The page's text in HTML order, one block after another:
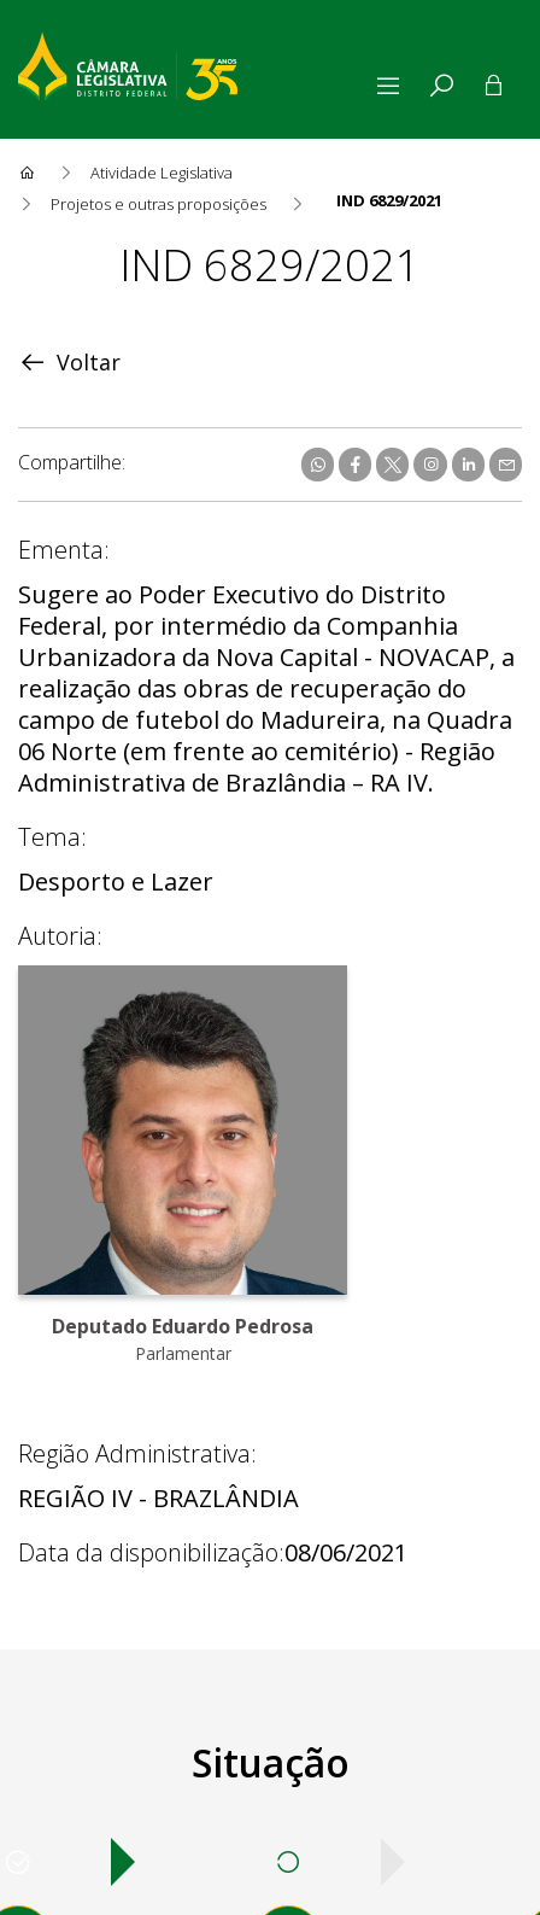
Atividade Legislativa
Projetos e outras proposições
IND 6829/2021
ProposiçãoIND 6829/2021
Voltar
Compartilhe:
Ementa:
Sugere ao Poder Executivo do Distrito
Federal, por intermédio da Companhia
Urbanizadora da Nova Capital - NOVACAP, a
realização das obras de recuperação do
campo de futebol do Madureira, na Quadra
06 Norte (em frente ao cemitério) - Região
Administrativa de Brazlândia – RA IV.
Tema:
Desporto e Lazer
Autoria:
Deputado Eduardo Pedrosa
Parlamentar
Região Administrativa:
REGIÃO IV - BRAZLÂNDIA
Data da disponibilização:08/06/2021
Situação